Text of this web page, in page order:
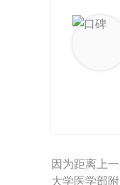
因为距离上
大学医学部